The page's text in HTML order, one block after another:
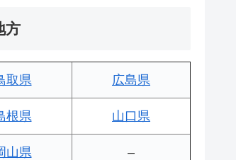
方
取県 広島県
根県 山口県
山県 –